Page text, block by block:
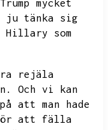
mycket
ju tänka sig
Hillary som
rejäla
Och vi kan
att man hade
att fälla